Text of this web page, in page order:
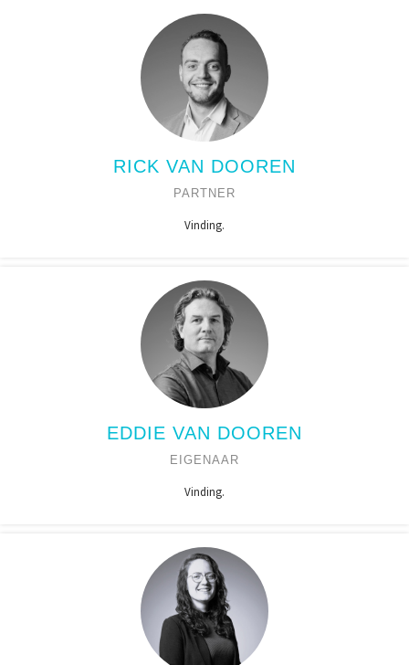
RICK VAN DOOREN
PARTNER
Vinding.
EDDIE VAN DOOREN
EIGENAAR
Vinding.